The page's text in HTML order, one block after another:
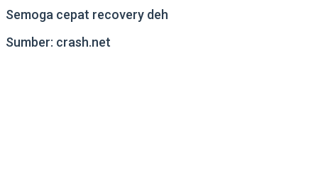
Semoga cepat recovery deh
Sumber: crash.net